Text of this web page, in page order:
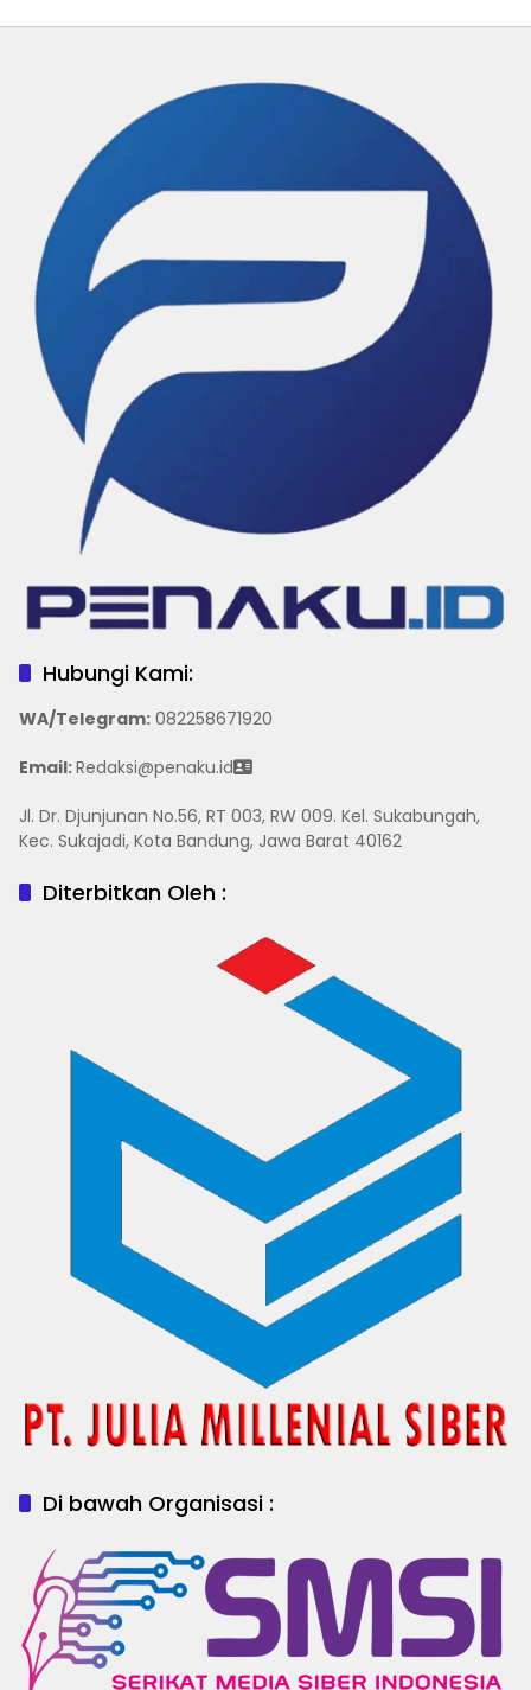
Hubungi Kami:
WA/Telegram: 082258671920
Email:Redaksi@penaku.id
Jl. Dr. Djunjunan No.56, RT 003, RW 009. Kel. Sukabungah,
Kec. Sukajadi, Kota Bandung, Jawa Barat 40162
Diterbitkan Oleh :
Di bawah Organisasi :